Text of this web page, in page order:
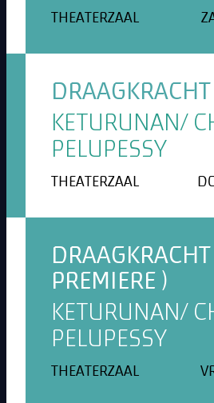
THEATERZAAL
KETURUNAN/
PELUPESSY
THEATERZAAL
DRAAGKRACHT
PREMIERE )
KETURUNAN/
PELUPESSY
THEATERZAAL